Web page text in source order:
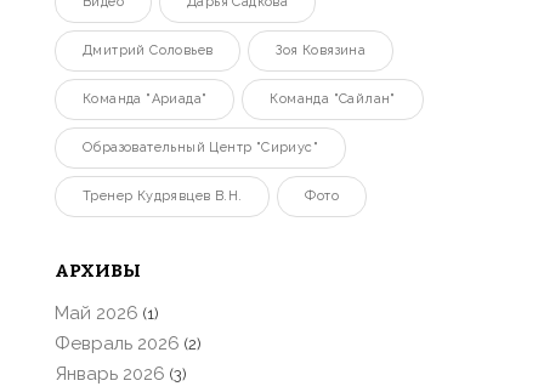
Дмитрий Соловьев Зоя Ковязина
Команда "Ариада" Команда "Сайлан"
Образовательный Центр "Сириус"
Тренер Кудрявцев В.Н. Фото
АРХИВЫ
Май 2026 (1)
Февраль 2026 (2)
Январь 2026 (3)